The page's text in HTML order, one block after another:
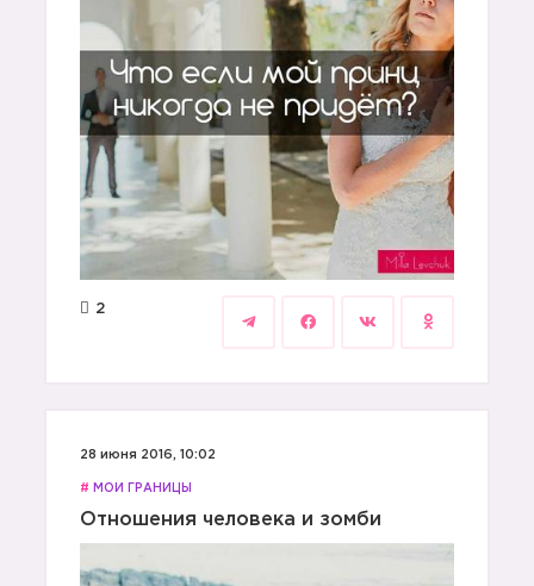
2
28 июня 2016, 10:02
# МОИ ГРАНИЦЫ
Отношения человека и зомби